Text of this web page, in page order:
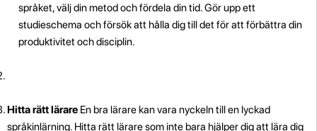
språket, välj din metod och fördela din tid. Gör upp ett
studieschema och försök att hålla dig till det för att förbättra din
produktivitet och disciplin.
Hitta rätt lärare En bra lärare kan vara nyckeln till en lyckad
språkinlärning. Hitta rätt lärare som inte bara hjälper dig att lära dig